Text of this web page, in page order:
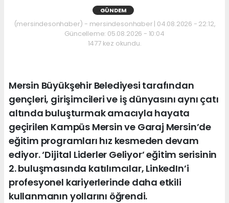
GÜNDEM
(mersindesonhaber) - mersindesonhaber | 04.08.2026 - 22:12,
Güncelleme: 05.08.2026 - 10:04
1477 kez okundu.
Mersin Büyükşehir Belediyesi tarafından
gençleri, girişimcileri ve iş dünyasını aynı çatı
altında buluşturmak amacıyla hayata
geçirilen Kampüs Mersin ve Garaj Mersin’de
eğitim programları hız kesmeden devam
ediyor. ‘Dijital Liderler Geliyor’ eğitim serisinin
2. buluşmasında katılımcılar, LinkedIn’i
profesyonel kariyerlerinde daha etkili
kullanmanın yollarını öğrendi.